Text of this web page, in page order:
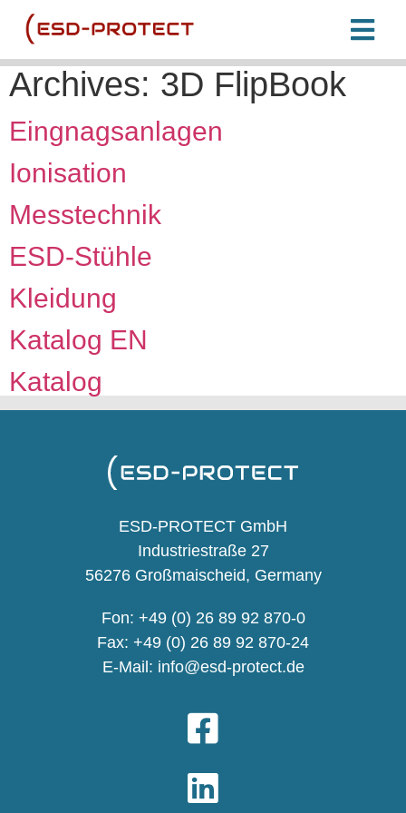
Archives: 3D FlipBook
Eingnagsanlagen
Ionisation
Messtechnik
ESD-Stühle
Kleidung
Katalog EN
Katalog
ESD-PROTECT GmbH
Industriestraße 27
56276 Großmaischeid, Germany
Fon: +49 (0) 26 89 92 870-0
Fax: +49 (0) 26 89 92 870-24
E-Mail: info@esd-protect.de